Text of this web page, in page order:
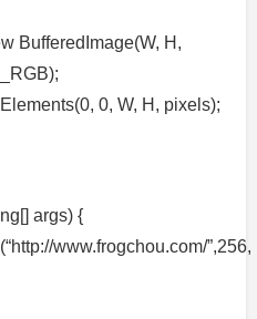
BufferedImage(W, H,
0, W, H, pixels);
args) {
www.frogchou.com/”,256,